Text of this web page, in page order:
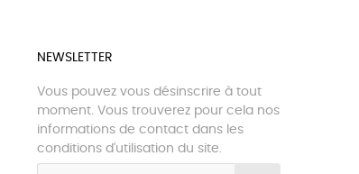
NEWSLETTER
Vous pouvez vous désinscrire à tout
moment. Vous trouverez pour cela nos
informations de contact dans les
conditions d'utilisation du site.